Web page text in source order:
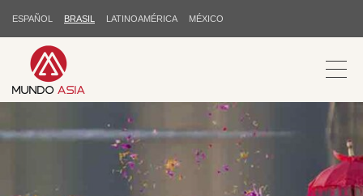
ESPAÑOL BRASIL LATINOAMÉRICA MÉXICO